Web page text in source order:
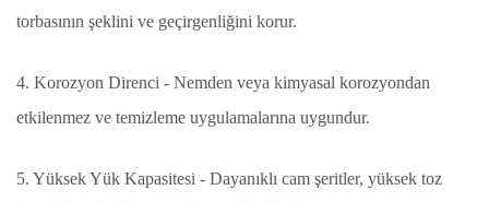
torbasının şeklini ve geçirgenliğini korur.
4. Korozyon Direnci - Nemden veya kimyasal korozyondan
etkilenmez ve temizleme uygulamalarına uygundur.
5. Yüksek Yük Kapasitesi - Dayanıklı cam şeritler, yüksek toz